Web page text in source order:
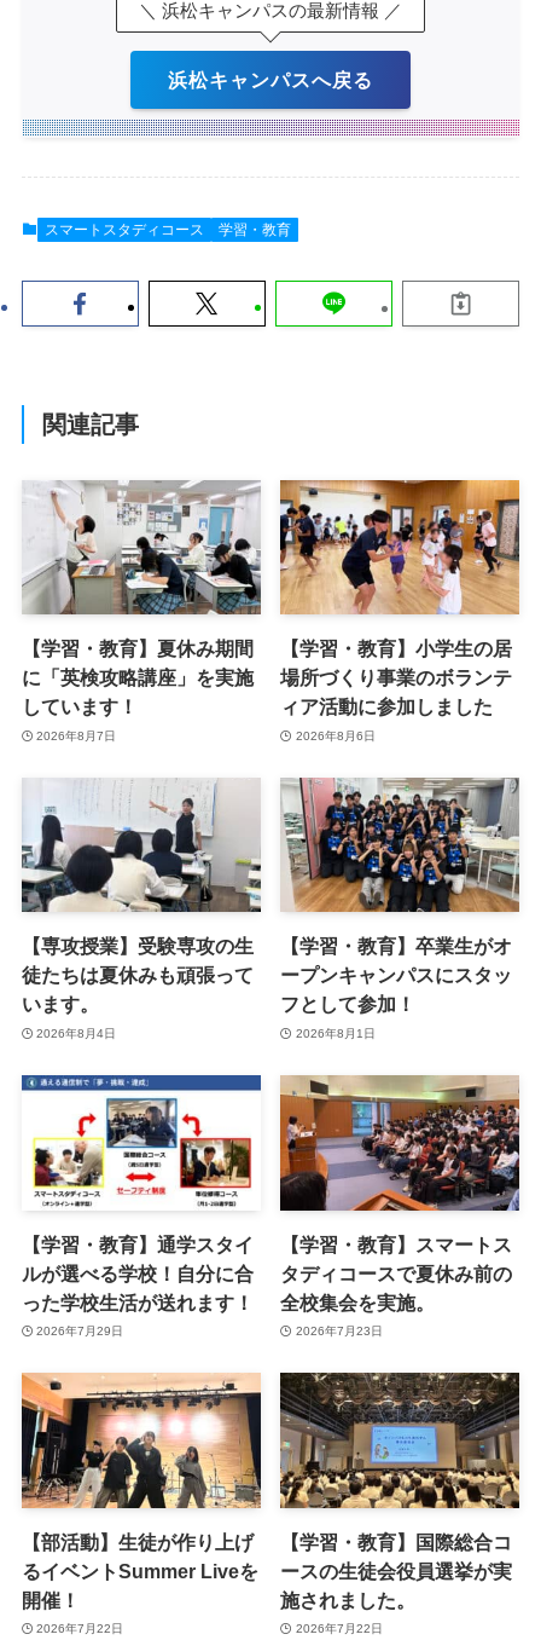
＼ 浜松キャンパスの最新情報 ／
浜松キャンパスへ戻る
スマートスタディコース 学習・教育
関連記事
【学習・教育】夏休み期間
に「英検攻略講座」を実施
しています！
2026年8月7日
【学習・教育】小学生の居
場所づくり事業のボランテ
ィア活動に参加しました
2026年8月6日
【専攻授業】受験専攻の生
徒たちは夏休みも頑張って
います。
2026年8月4日
【学習・教育】卒業生がオ
ープンキャンパスにスタッ
フとして参加！
2026年8月1日
【学習・教育】通学スタイ
ルが選べる学校！自分に合
った学校生活が送れます！
2026年7月29日
【学習・教育】スマートス
タディコースで夏休み前の
全校集会を実施。
2026年7月23日
【部活動】生徒が作り上げ
るイベントSummer Liveを
開催！
2026年7月22日
【学習・教育】国際総合コ
ースの生徒会役員選挙が実
施されました。
2026年7月22日